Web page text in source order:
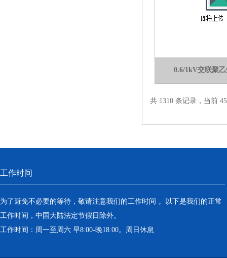
0.6/1kV交联聚
共 1310 条记录，当前
工作时间
为了避免不必要的等待，敬请注意我们的工作时间 。以下是我们的正常
工作时间，中国大陆法定节假日除外。
工作时间：周一至周六 早8:00-晚18:00。周日休息